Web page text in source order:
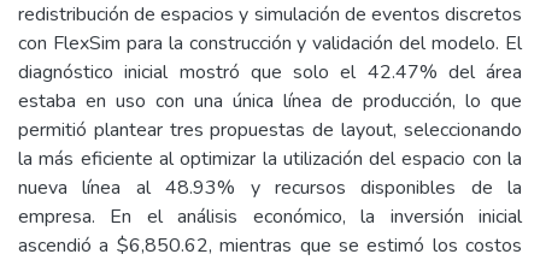
redistribución de espacios y simulación de eventos discretos
con FlexSim para la construcción y validación del modelo. El
diagnóstico inicial mostró que solo el 42.47% del área
estaba en uso con una única línea de producción, lo que
permitió plantear tres propuestas de layout, seleccionando
la más eficiente al optimizar la utilización del espacio con la
nueva línea al 48.93% y recursos disponibles de la
empresa. En el análisis económico, la inversión inicial
ascendió a $6,850.62, mientras que se estimó los costos